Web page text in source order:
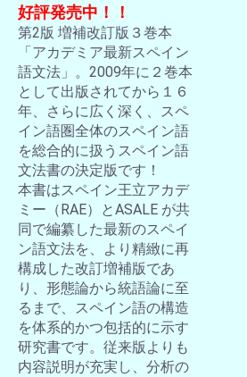
好評発売中！！
第2版 増補改訂版３巻本
「アカデミア最新スペイン
語文法」。2009年に２巻本
として出版されてから１６
年、さらに広く深く、スペ
イン語圏全体のスペイン語
を総合的に扱うスペイン語
文法書の決定版です！
本書はスペイン王立アカデ
ミー（RAE）とASALE が共
同で編纂した最新のスペイ
ン語文法を、より精緻に再
構成した改訂増補版であ
り、形態論から統語論に至
るまで、スペイン語の構造
を体系的かつ包括的に示す
研究書です。従来版よりも
内容説明が充実し、分析の